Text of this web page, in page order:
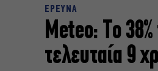
ΕΡΕΥΝΑ
Meteo: Το
τελευταία 9